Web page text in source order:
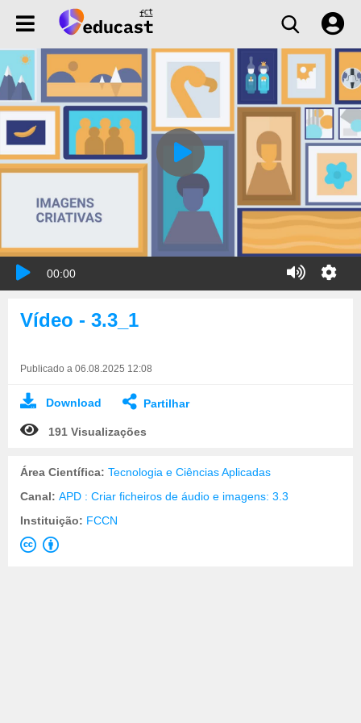
00:00
Vídeo - 3.3_1
Publicado a 06.08.2025 12:08
Download Partilhar
191 Visualizações
Área Científica: Tecnologia e Ciências Aplicadas
Canal: APD : Criar ficheiros de áudio e imagens: 3.3
Instituição: FCCN